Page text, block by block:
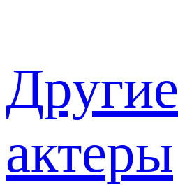
Другие
актеры